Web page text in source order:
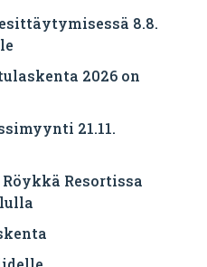
8.8.
2026 on
21.11.
Resortissa